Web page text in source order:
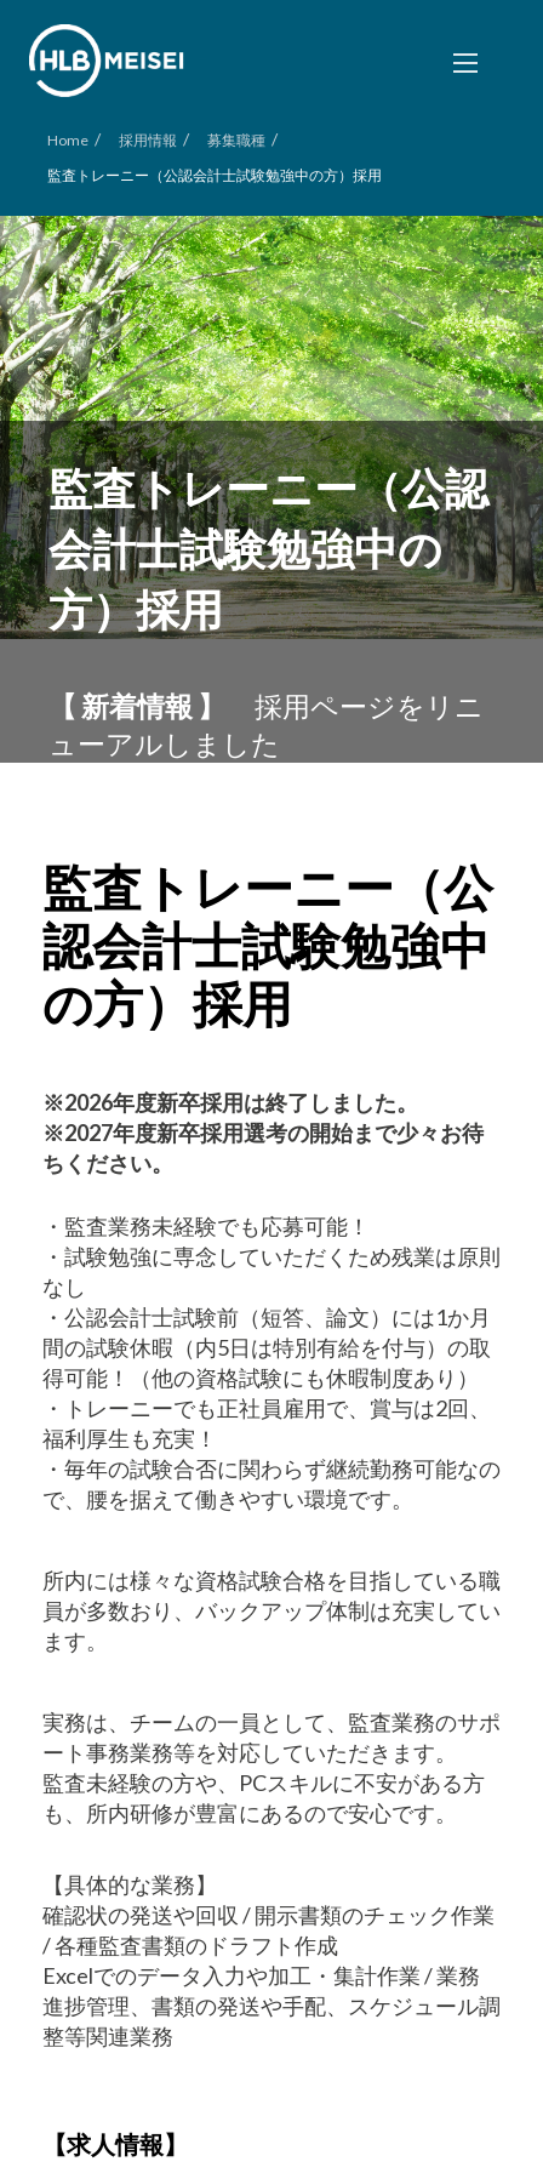
Home / 採用情報 / 募集職種 /
監査トレーニー（公認会計士試験勉強中の方）採用
監査トレーニー（公認
会計士試験勉強中の
方）採用
【 新着情報 】
採用ページをリニ
ューアルしました
監査トレーニー（公
認会計士試験勉強中
の方）採用
※2026年度新卒採用は終了しました。
※2027年度新卒採用選考の開始まで少々お待
ちください。
・監査業務未経験でも応募可能！
・試験勉強に専念していただくため残業は原則
なし
・公認会計士試験前（短答、論文）には1か月
間の試験休暇（内5日は特別有給を付与）の取
得可能！（他の資格試験にも休暇制度あり）
・トレーニーでも正社員雇用で、賞与は2回、
福利厚生も充実！
・毎年の試験合否に関わらず継続勤務可能なの
で、腰を据えて働きやすい環境です。
所内には様々な資格試験合格を目指している職
員が多数おり、バックアップ体制は充実してい
ます。
実務は、チームの一員として、監査業務のサポ
ート事務業務等を対応していただきます。
監査未経験の方や、PCスキルに不安がある方
も、所内研修が豊富にあるので安心です。
【具体的な業務】
確認状の発送や回収 / 開示書類のチェック作業
/ 各種監査書類のドラフト作成
Excelでのデータ入力や加工・集計作業 / 業務
進捗管理、書類の発送や手配、スケジュール調
整等関連業務
【求人情報】